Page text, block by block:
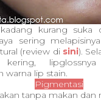
kurang suka
sering
(review disini).
warna lip stain.
Pigmentasi
tanpa makan dan